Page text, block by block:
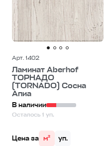
Арт. 1402
Ламинат Aberhof
ТОРНАДО
(TORNADO) Сосна
Апиа
В наличии
Осталось 1 уп.
Цена за м² уп.